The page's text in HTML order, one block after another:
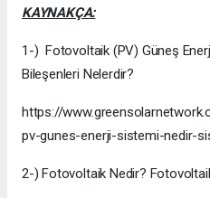
KAYNAKÇA:
1-) Fotovoltaik (PV) Güneş
Bileşenleri Nelerdir?
https://
pv-gunes-enerji-sistemi-nedir-
2-) Fotovoltaik Nedir?